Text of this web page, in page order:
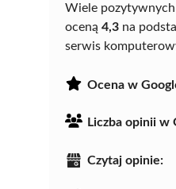
Wiele
oceną 4,3 na
serwis
Ocena w
Liczba opinii w
Czytaj opinie: